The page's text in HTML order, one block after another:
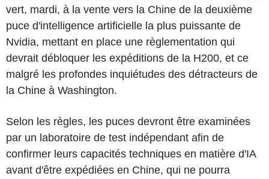
vert, mardi, à la vente vers la Chine de la deuxième
puce d'intelligence artificielle la plus puissante de
Nvidia, mettant en place une règlementation qui
devrait débloquer les expéditions de la H200, et ce
malgré les profondes inquiétudes des détracteurs de
la Chine à Washington.
Selon les règles, les puces devront être examinées
par un laboratoire de test indépendant afin de
confirmer leurs capacités techniques en matière d'IA
avant d'être expédiées en Chine, qui ne pourra